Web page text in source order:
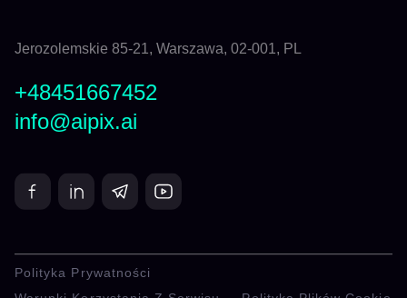
Jerozolemskie 85-21, Warszawa, 02-001, PL
+48451667452
info@aipix.ai
Polityka Prywatności